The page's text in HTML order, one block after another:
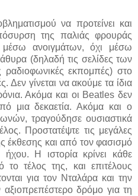
να προτείνει και
της παλιάς φρουράς
ανοιγμάτων, όχι μέσω
(δηλαδή τις σελίδες των
ραδιοφωνικές εκπομπές) στο
Δεν γίνεται να ακούμε τα ίδια
Ακόμα και οι Beatlesδεν
μια δεκαετία. Ακόμα και ο
τραγούδησε ουσιαστικά
Προστατέψτε τις μεγάλες
έκθεσης και από τον φασισμό
Η ιστορία κρίνει κάθε
τέλος της, και επιτέλους
για τον Νταλάρα και την
αξιοπρεπέστερο δρόμο για τη